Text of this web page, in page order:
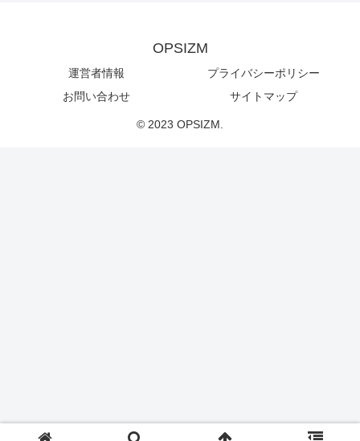
OPSIZM
運営者情報
プライバシーポリシー
お問い合わせ
サイトマップ
© 2023 OPSIZM.